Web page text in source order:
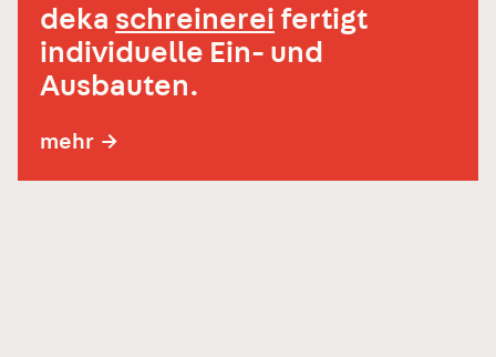
deka schreinerei fertigt
individuelle Ein- und
Ausbauten.
mehr →